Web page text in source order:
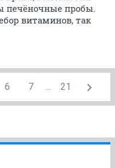
пробы.
витаминов, так
6 7 ... 21